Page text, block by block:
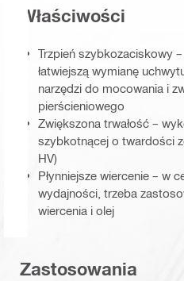
Właściwości
Trzpień szybkozaciskowy
łatwiejszą wymianę
narzędzi do mocowania i
pierścieniowego
Zwiększona trwałość –
szybkotnącej o twardości
HV)
Płynniejsze wiercenie – w
wydajności, trzeba
wiercenia i olej
Zastosowania